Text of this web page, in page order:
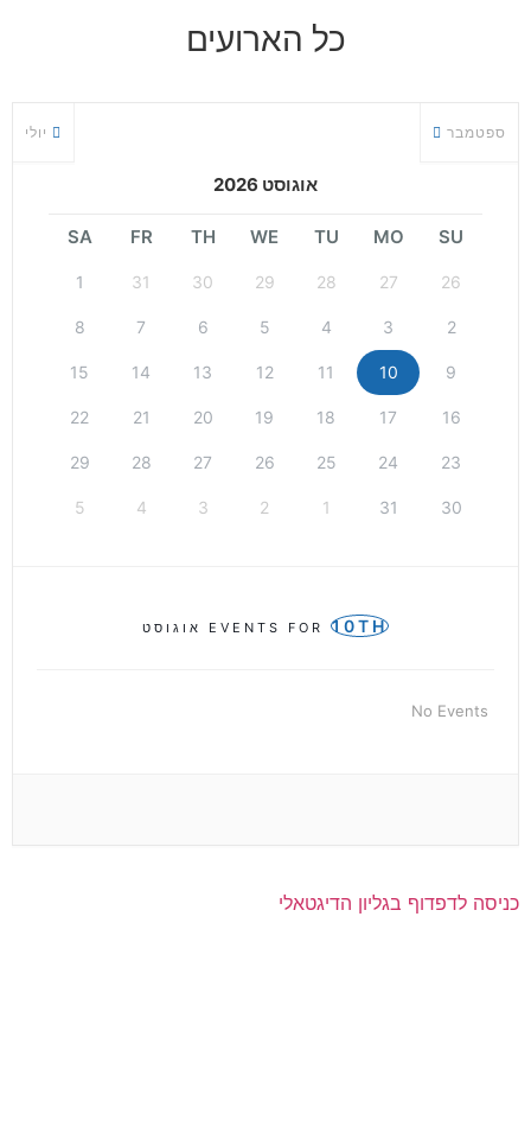
כל הארועים
יולי
אוגוסט 2026
ספטמבר
SU
MO
TU
WE
TH
FR
SA
26
27
28
29
30
31
1
2
3
4
5
6
7
8
9
10
11
12
13
14
15
16
17
18
19
20
21
22
23
24
25
26
27
28
29
30
31
1
2
3
4
5
EVENTS FOR 10TH אוגוסט
No Events
כניסה לדפדוף בגליון הדיגטאלי